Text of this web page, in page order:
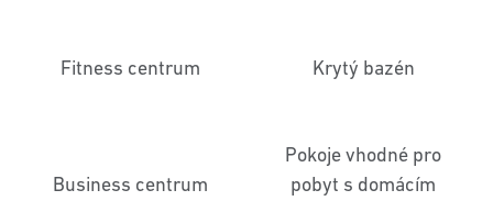
Fitness centrum Krytý bazén
Business centrum
Pokoje vhodné pro
pobyt s domácím